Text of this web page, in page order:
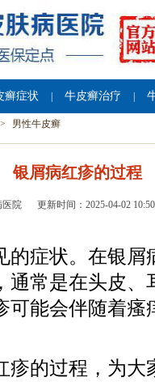
癣症状 牛皮癣治疗
> 男性牛皮癣
银屑病红疹的过程
医院 更新时间：2025-04-02
的症状。在银屑
通常是在头皮、
可能会伴随着瘙
疹的过程，为大